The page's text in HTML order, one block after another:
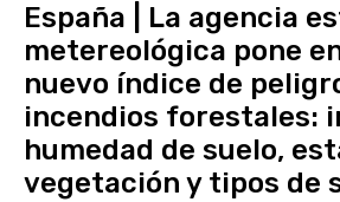
España | La agencia
metereológica pone
nuevo índice de
incendios forestales:
humedad de suelo,
vegetación y tipos de